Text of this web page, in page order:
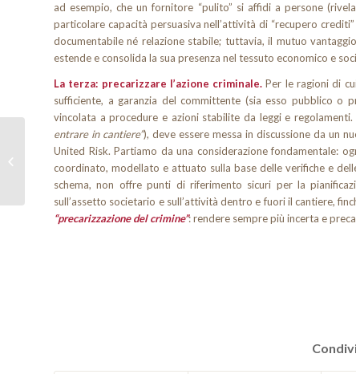
ad esempio, che un fornitore “pulito” si affidi a persone
particolare capacità persuasiva nell’attività di “recupero
documentabile né relazione stabile; tuttavia, il mutuo
estende e consolida la sua presenza nel tessuto economico e
La terza: precarizzare l’azione criminale.Per le ragioni di
sufficiente, a garanzia del committente (sia esso pubblico o
vincolata a procedure e azioni stabilite da leggi e
entrare in cantiere”), deve essere messa in discussione da un
United Risk. Partiamo da una considerazione fondamentale:
coordinato, modellato e attuato sulla base delle verifiche e
schema, non offre punti di riferimento sicuri per la
sull’assetto societario e sull’attività dentro e fuori il cantiere,
“precarizzazione del crimine”: rendere sempre più incerta e
MIPIM 2017:
l’appuntamento con i
protagonisti del Real
Estate